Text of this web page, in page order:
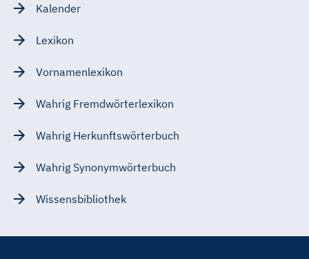
Kalender
Lexikon
Vornamenlexikon
Wahrig Fremdwörterlexikon
Wahrig Herkunftswörterbuch
Wahrig Synonymwörterbuch
Wissensbibliothek